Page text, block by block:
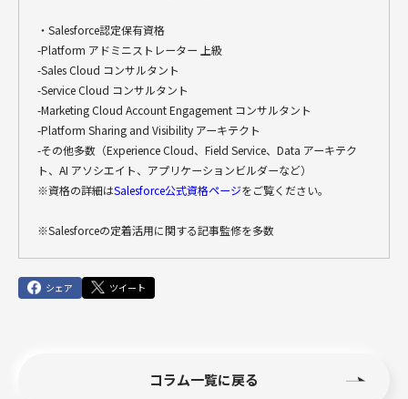
・Salesforce認定保有資格
-Platform アドミニストレーター 上級
-Sales Cloud コンサルタント
-Service Cloud コンサルタント
-Marketing Cloud Account Engagement コンサルタント
-Platform Sharing and Visibility アーキテクト
-その他多数（Experience Cloud、Field Service、Data アーキテク
ト、AI アソシエイト、アプリケーションビルダーなど）
※資格の詳細はSalesforce公式資格ページをご覧ください。
※Salesforceの定着活用に関する記事監修を多数
シェア ツイート
コラム一覧に戻る